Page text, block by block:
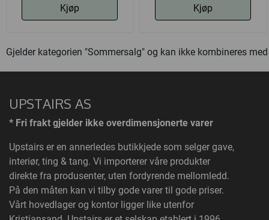
Kjøp Kjøp
Gjelder kategorien "Sommersalg" og kan ikke kombineres
UPSTAIRS AS
* Fri frakt gjelder ikke overdimensjonerte varer
Upstairs er en annerledes butikkjede som selger gave,
interiør, ting & tang. Vi importerer våre produkter
direkte fra produsenter, uten fordyrende mellomledd.
På den måten kan vi tilby gode varer til gode priser.
Vårt hovedlager og kontor ligger like utenfor